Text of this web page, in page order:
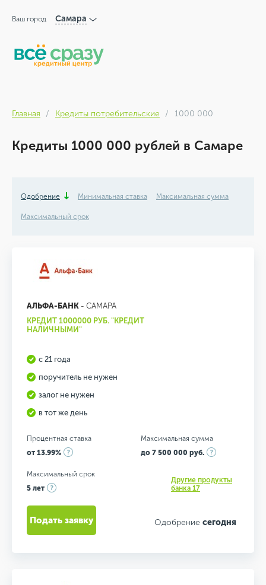
Ваш город Самара
Главная Кредиты потребительские 1000 000
Кредиты 1000 000 рублей в Самаре
Одобрение Минимальная ставка Максимальная сумма
Максимальный срок
АЛЬФА-БАНК - САМАРА
КРЕДИТ 1000000 РУБ. "КРЕДИТ
НАЛИЧНЫМИ"
с 21 года
поручитель не нужен
залог не нужен
в тот же день
Процентная ставка
от 13.99%
Максимальная сумма
до 7 500 000 руб.
Максимальный срок
5 лет
Другие продукты
банка 17
Одобрение сегодня
Подать заявку